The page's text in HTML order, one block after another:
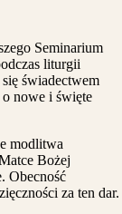
Seminarium
liturgii
świadectwem
nowe i święte
modlitwa
Bożej
Obecność
za ten dar.